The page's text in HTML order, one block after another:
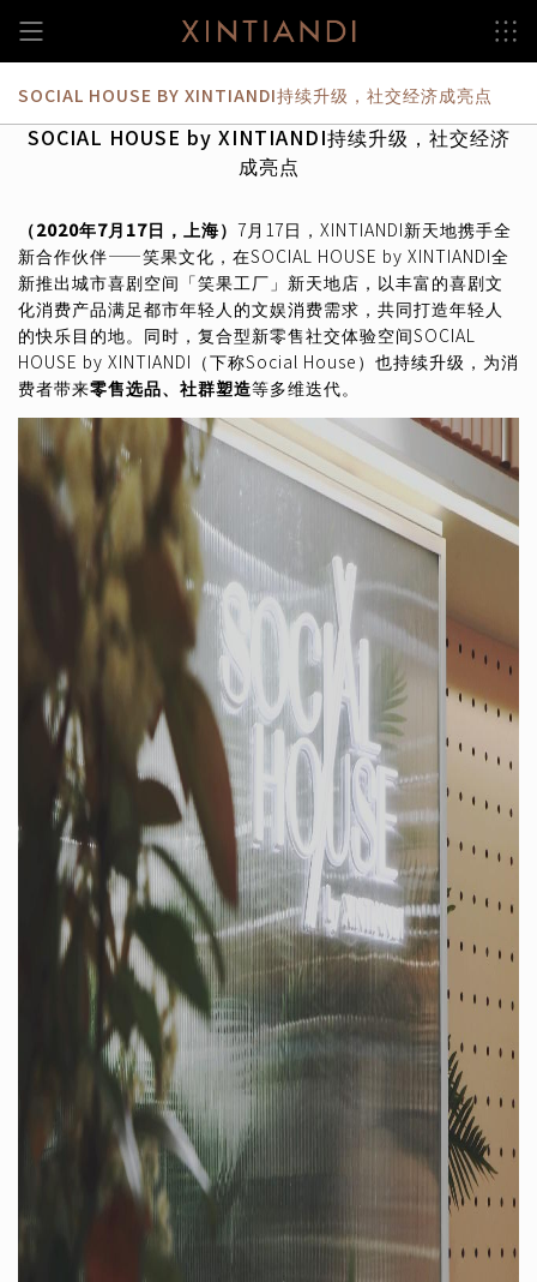
内
SOCIAL HOUSE BY XINTIANDI持续升级，社交经济成亮点
SOCIAL HOUSE by XINTIANDI持续升级，社交经济
成亮点
（2020年7月17日，上海） 7月17日，XINTIANDI新天地携手全
新合作伙伴——笑果文化，在SOCIAL HOUSE by XINTIANDI全
新推出城市喜剧空间「笑果工厂」新天地店，以丰富的喜剧文
化消费产品满足都市年轻人的文娱消费需求，共同打造年轻人
的快乐目的地。同时，复合型新零售社交体验空间SOCIAL
HOUSE by XINTIANDI（下称Social House）也持续升级，为消
费者带来零售选品、社群塑造等多维迭代。